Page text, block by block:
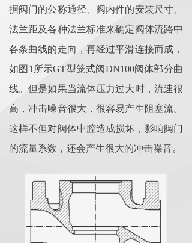
据阀门的公称通径、阀内件的安装尺寸、
法兰距及各种法兰标准来确定阀体流路中
各条曲线的走向，再经过平滑连接而成，
如图 1 所示GT型笼式阀DN100阀体部分曲
线。但是如果当流体压力过大时，流速很
高，冲击噪音很大，很容易产生阻塞流。
这样不但对阀体中腔造成损坏，影响阀门
的流量系数，还会产生很大的冲击噪音。